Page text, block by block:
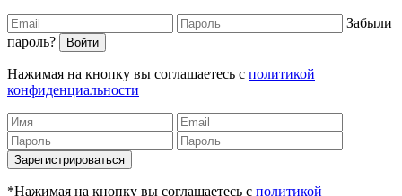
Забыли
пароль?
Войти
Нажимая на кнопку вы соглашаетесь с политикой
конфиденциальности
Зарегистрироваться
*Нажимая на кнопку вы соглашаетесь с политикой